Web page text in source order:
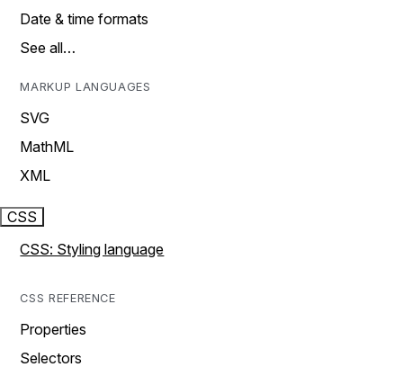
Date & time formats
See all…
MARKUP LANGUAGES
SVG
MathML
XML
CSS
CSS: Styling language
CSS REFERENCE
Properties
Selectors